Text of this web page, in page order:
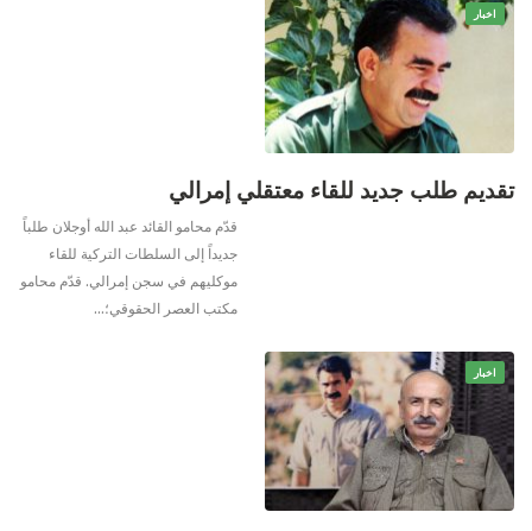
اخبار
تقديم طلب جديد للقاء معتقلي إمرالي
قدّم محامو القائد عبد الله أوجلان طلباً
جديداً إلى السلطات التركية للقاء
موكليهم في سجن إمرالي. قدّم محامو
مكتب العصر الحقوقي؛…
اخبار